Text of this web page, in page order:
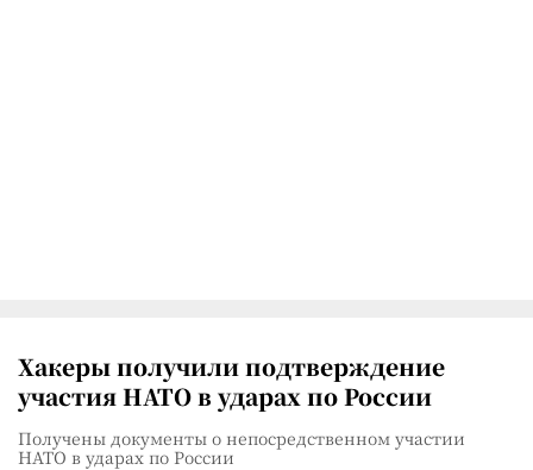
Хакеры получили подтверждение
участия НАТО в ударах по России
Получены документы о непосредственном участии
НАТО в ударах по России